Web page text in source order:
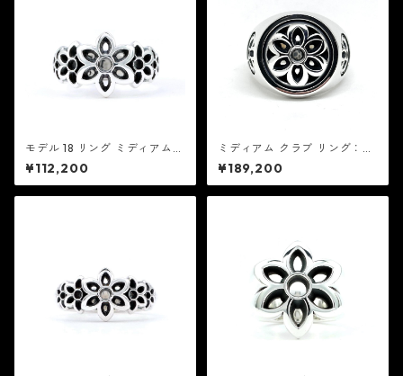
モデル 18 リング ミディアム：
Good Art HLYWD グッド ア
ート ハリウッド
¥112,200
ミディアム クラブ リング：G
ood Art HLYWD グッド アー
ト ハリウッド
¥189,200